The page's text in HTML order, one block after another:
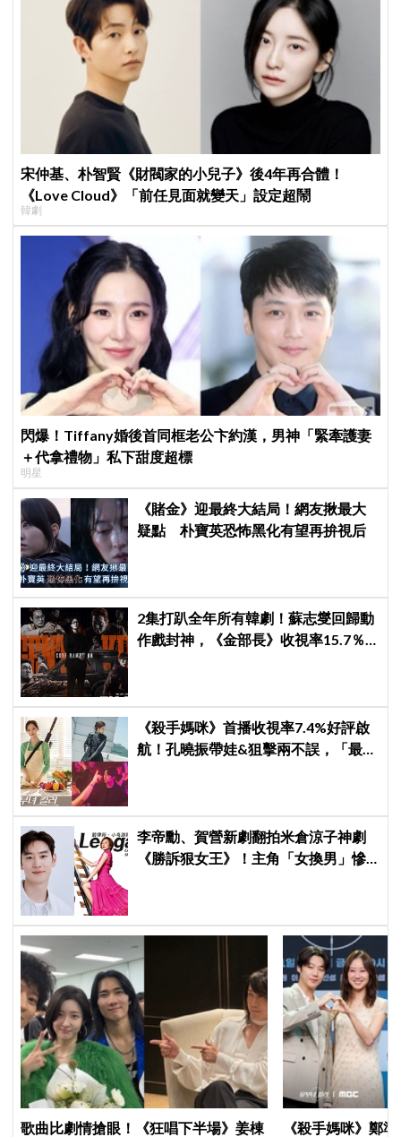
宋仲基、朴智賢《財閥家的小兒子》後4年再合體！
《Love Cloud》「前任見面就變天」設定超鬧
韓劇
閃爆！Tiffany婚後首同框老公卞約漢，男神「緊牽護妻
＋代拿禮物」私下甜度超標
明星
《賭金》迎最終大結局！網友揪最大
疑點 朴寶英恐怖黑化有望再拚視后
2集打趴全年所有韓劇！蘇志燮回歸動
作戲封神，《金部長》收視率15.7％
《殺手媽咪》首播收視率7.4%好評啟
航！孔曉振帶娃&狙擊兩不誤，「最狂
李帝勳、賀營新劇翻拍米倉涼子神劇
《勝訴狠女王》！主角「女換男」慘
歌曲比劇情搶眼！《狂唱下半場》姜棟
《殺手媽咪》鄭